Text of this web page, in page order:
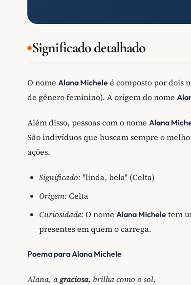
Significado detalhado
O nome Alana Michele é composto por dois
de gênero feminino). A origem do nome
Além disso, pessoas com o nome Alana
São indivíduos que buscam sempre o
ações.
Significado: "linda, bela" (Celta)
Origem: Celta
Curiosidade: O nome Alana Michele tem
presentes em quem o carrega.
Poema para Alana Michele
Alana, agraciosa, brilha como o sol,